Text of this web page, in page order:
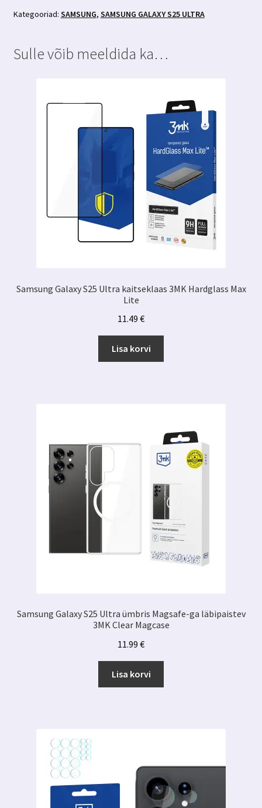
ümbris
äärega
Kategooriad: SAMSUNG, SAMSUNG GALAXY S25 ULTRA
Sulle võib meeldida ka…
Samsung Galaxy S25 Ultra kaitseklaas 3MK Hardglass Max
Lite
11.49 €
Lisa korvi
Samsung Galaxy S25 Ultra ümbris Magsafe-ga läbipaistev
3MK Clear Magcase
11.99 €
Lisa korvi